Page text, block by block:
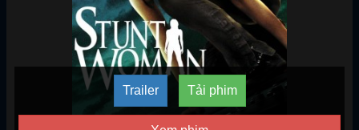
Trailer Tải phim